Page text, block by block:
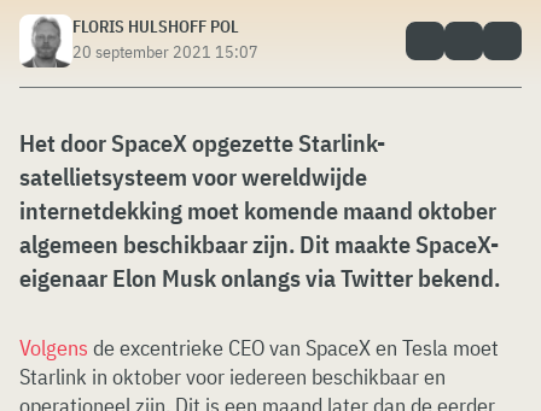
FLORIS HULSHOFF POL
20 september 2021 15:07
Het door SpaceX opgezette Starlink-
satellietsysteem voor wereldwijde
internetdekking moet komende maand oktober
algemeen beschikbaar zijn. Dit maakte SpaceX-
eigenaar Elon Musk onlangs via Twitter bekend.
Volgens de excentrieke CEO van SpaceX en Tesla moet
Starlink in oktober voor iedereen beschikbaar en